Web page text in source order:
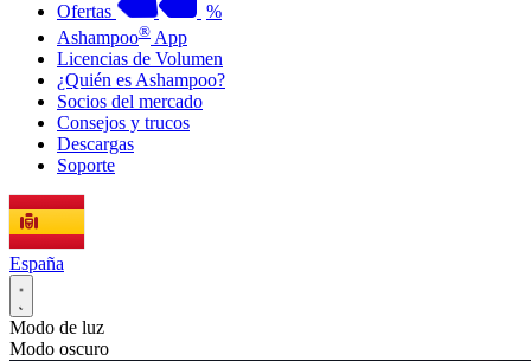
Ofertas
%
Ashampoo® App
Licencias de Volumen
¿Quién es Ashampoo?
Socios del mercado
Consejos y trucos
Descargas
Soporte
España
Modo de luz
Modo oscuro